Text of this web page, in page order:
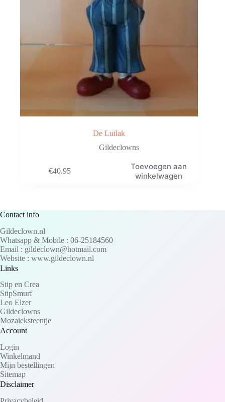
De Luilak
Gildeclowns
€40.95
Toevoegen aan
winkelwagen
Contact info
Gildeclown.nl
Whatsapp & Mobile : 06-25184560
Email : gildeclown@hotmail.com
Website : www.gildeclown.nl
Links
Stip en Crea
StipSmurf
Leo Elzer
Gildeclowns
Mozaieksteentje
Account
Login
Winkelmand
Mijn bestellingen
Sitemap
Disclaimer